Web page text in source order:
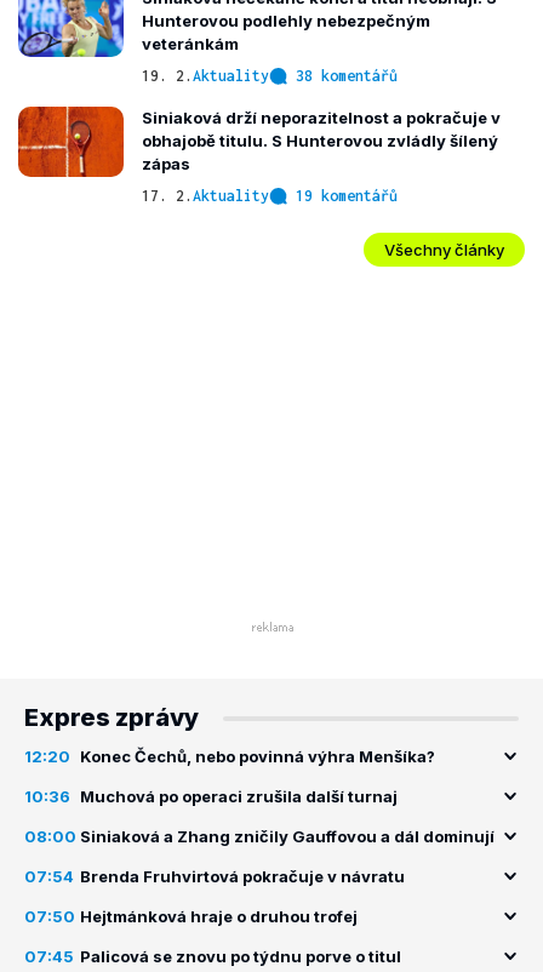
Hunterovou podlehly nebezpečným
veteránkám
19. 2. Aktuality 38 komentářů
Siniaková drží neporazitelnost a pokračuje v
obhajobě titulu. S Hunterovou zvládly šílený
zápas
17. 2. Aktuality 19 komentářů
Všechny články
Expres zprávy
12:20 Konec Čechů, nebo povinná výhra Menšíka?
10:36 Muchová po operaci zrušila další turnaj
08:00 Siniaková a Zhang zničily Gauffovou a dál dominují
07:54 Brenda Fruhvirtová pokračuje v návratu
07:50 Hejtmánková hraje o druhou trofej
07:45 Palicová se znovu po týdnu porve o titul